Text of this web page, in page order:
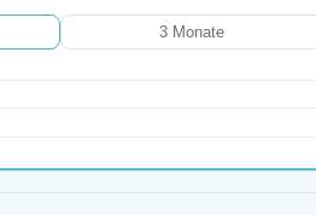
3 Monate